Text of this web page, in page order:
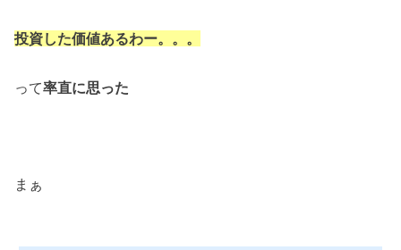
投資した価値あるわー。。。
って率直に思った
まぁ